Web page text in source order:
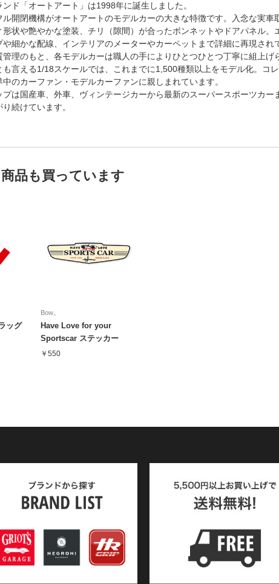
ド「オートアート」は1998年に誕生しました。
ル開閉機構がオートアートのモデルカーの大きな特徴です。入念な実車
形状や艶やかな塗装、チリ（隙間）が合ったボンネットやドアパネル。
や細かな配線、インテリアのメーターやカーペットまで詳細に再現され
理のもと、各モデルカーは職人の手によりひとつひとつ丁寧に組上げ
も言える1/18スケールでは、これまでに1,500種類以上をモデル化。コ
中のカーファン・モデルカーファンに親しまれています。
プは国産車、外車、ヴィンテージカーから最新のスーパースポーツカー
続けています。
品も買っています
ッグ
Bow。
Have Love for your
Sportscar ステッカー
￥550